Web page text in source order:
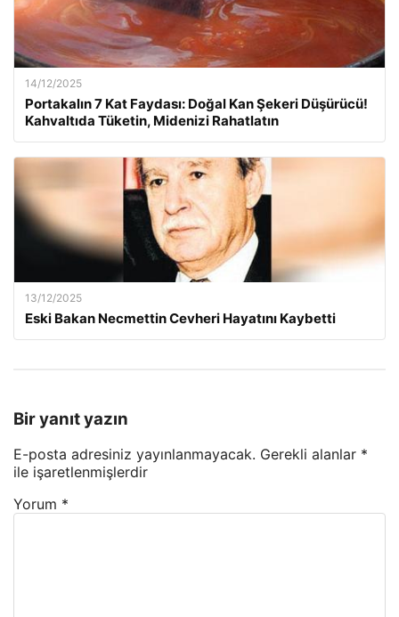
14/12/2025
Portakalın 7 Kat Faydası: Doğal Kan Şekeri Düşürücü!
Kahvaltıda Tüketin, Midenizi Rahatlatın
13/12/2025
Eski Bakan Necmettin Cevheri Hayatını Kaybetti
Bir yanıt yazın
E-posta adresiniz yayınlanmayacak. Gerekli alanlar *
ile işaretlenmişlerdir
Yorum *